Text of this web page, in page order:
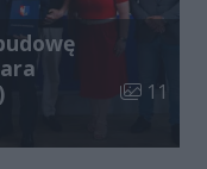
Liczba
11